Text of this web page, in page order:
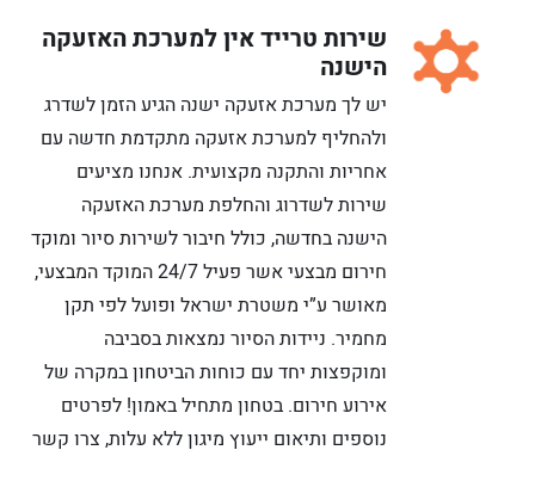
שירות טרייד אין למערכת האזעקה
הישנה
יש לך מערכת אזעקה ישנה הגיע הזמן לשדרג
ולהחליף למערכת אזעקה מתקדמת חדשה עם
אחריות והתקנה מקצועית. אנחנו מציעים
שירות לשדרוג והחלפת מערכת האזעקה
הישנה בחדשה, כולל חיבור לשירות סיור ומוקד
חירום מבצעי אשר פעיל 24/7 המוקד המבצעי,
מאושר ע”י משטרת ישראל ופועל לפי תקן
מחמיר. ניידות הסיור נמצאות בסביבה
ומוקפצות יחד עם כוחות הביטחון במקרה של
אירוע חירום. בטחון מתחיל באמון! לפרטים
נוספים ותיאום ייעוץ מיגון ללא עלות, צרו קשר